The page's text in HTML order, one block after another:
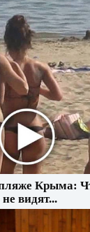
Крыма:
видят...